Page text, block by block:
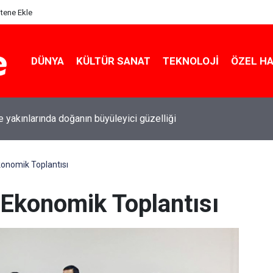
Ekle
DÜNYA KÜLTÜR SANAT TEKNOLOJI ÖZEL
yakınlarında doğanın büyüleyici güzelliği
Toplantısı
Toplantısı